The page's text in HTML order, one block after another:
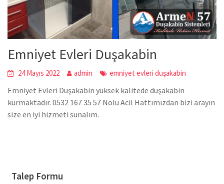
Emniyet Evleri Duşakabin
24 Mayıs 2022 admin emniyet evleri duşakabin
Emniyet Evleri Duşakabin yüksek kalitede duşakabin
kurmaktadır. 0532 167 35 57 Nolu Acil Hattımızdan bizi arayın
size en iyi hizmeti sunalım.
Talep Formu